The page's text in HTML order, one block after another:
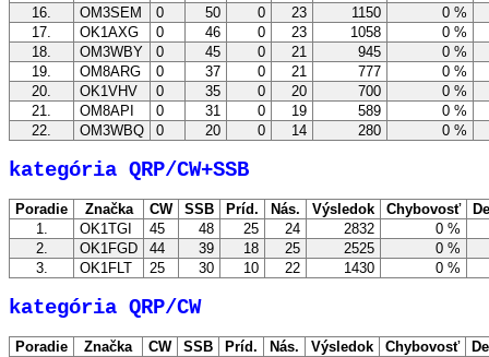
16.
OM3SEM 0 50 0 23 1150
0 %
17.
OK1AXG 0 46 0 23 1058
0 %
18.
OM3WBY 0 45 0 21 945
0 %
19.
OM8ARG 0 37 0 21 777
0 %
20.
OK1VHV 0 35 0 20 700
0 %
21.
OM8API 0 31 0 19 589
0 %
22.
OM3WBQ 0 20 0 14 280 0 %
kategória QRP/CW+SSB
Poradie Značka CW SSB Príd. Nás. Výsledok Chybovosť
1.
OK1TGI 45 48 25 24 2832
0 %
2.
OK1FGD 44 39 18 25 2525
0 %
3.
OK1FLT 25 30 10 22 1430 0 %
kategória QRP/CW
Poradie Značka CW SSB Príd. Nás. Výsledok Chybovosť